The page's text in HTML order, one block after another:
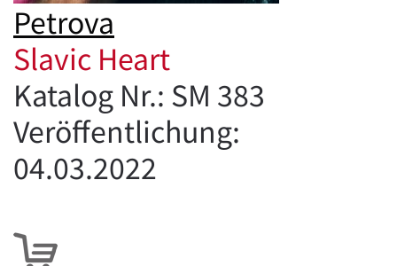
Petrova
Slavic Heart
Katalog Nr.: SM 383
Veröffentlichung:
04.03.2022